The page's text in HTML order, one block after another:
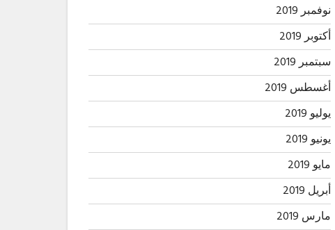
نوفمبر 2019
أكتوبر 2019
سبتمبر 2019
أغسطس 2019
يوليو 2019
يونيو 2019
مايو 2019
أبريل 2019
مارس 2019